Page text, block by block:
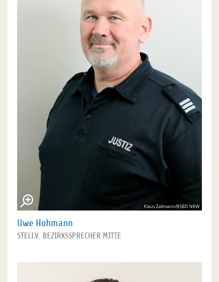
Klaus Zallmann/BSBD NRW
Uwe Hohmann
STELLV. BEZIRKSSPRECHER MITTE